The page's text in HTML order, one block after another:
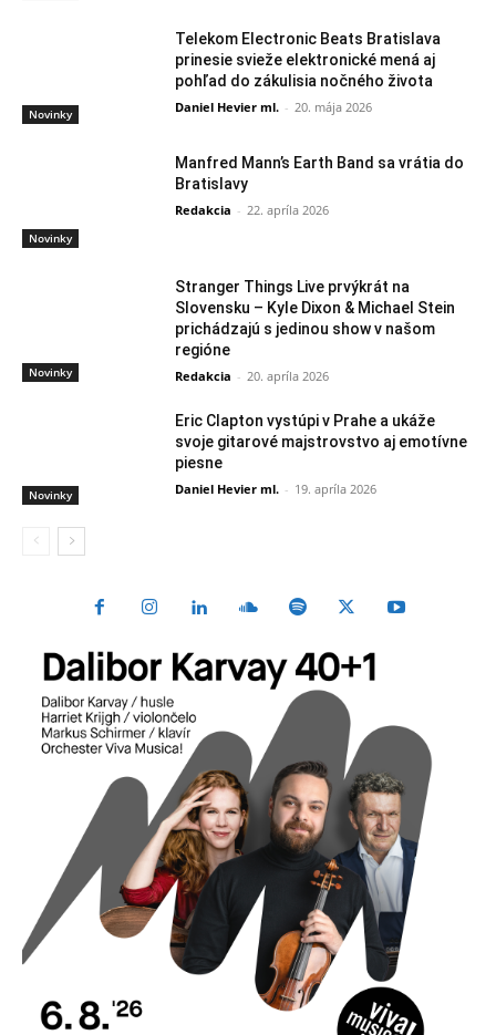
Novinky
Telekom Electronic Beats Bratislava
prinesie svieže elektronické mená aj
pohľad do zákulisia nočného života
Daniel Hevier ml. - 20. mája 2026
Novinky
Manfred Mann’s Earth Band sa vrátia do
Bratislavy
Redakcia - 22. apríla 2026
Novinky
Stranger Things Live prvýkrát na
Slovensku – Kyle Dixon & Michael Stein
prichádzajú s jedinou show v našom
regióne
Redakcia - 20. apríla 2026
Novinky
Eric Clapton vystúpi v Prahe a ukáže
svoje gitarové majstrovstvo aj emotívne
piesne
Daniel Hevier ml. - 19. apríla 2026